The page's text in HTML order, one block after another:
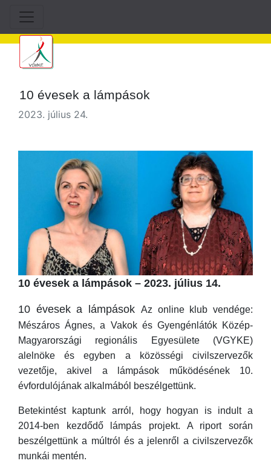
10 évesek a lámpások
2023. július 24.
10 évesek a lámpások – 2023. július 14.
10 évesek a lámpások Az online klub vendége:
Mészáros Ágnes, a Vakok és Gyengénlátók Közép-
Magyarországi regionális Egyesülete (VGYKE)
alelnöke és egyben a közösségi civilszervezők
vezetője, akivel a lámpások működésének 10.
évfordulójának alkalmából beszélgettünk.
Betekintést kaptunk arról, hogy hogyan is indult a
2014-ben kezdődő lámpás projekt. A riport során
beszélgettünk a múltról és a jelenről a civilszervezők
munkái mentén.